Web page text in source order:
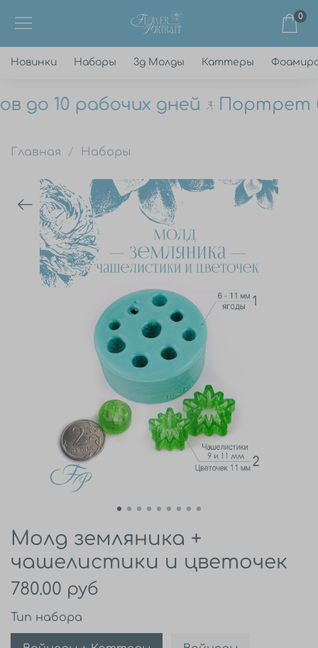
0
Новинки Наборы 3д Молды Каттеры
до 10 рабочих дней Портрет
Главная Наборы
Молд земляника +
чашелистики и цветочек
780.00 руб
Тип набора